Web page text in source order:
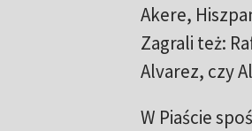
Akere,
Zagrali też:
Alvarez, czy
W Piaście